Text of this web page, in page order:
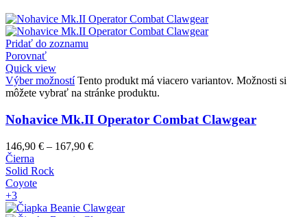
Pridať do zoznamu
Porovnať
Quick view
Výber možností Tento produkt má viacero variantov. Možnosti si
môžete vybrať na stránke produktu.
Nohavice Mk.II Operator Combat Clawgear
146,90 € – 167,90 €
Čierna
Solid Rock
Coyote
+3